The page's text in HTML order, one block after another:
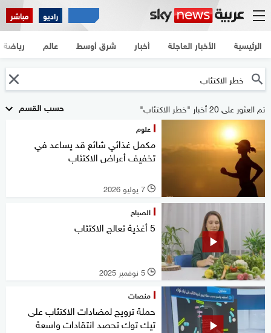
راديو مباشر
الرئيسية الأخبار العاجلة أخبار شرق أوسط عالم رياضة
حسب القسم تم العثور على 20 أخبار "خطر الاكتئاب"
علوم
مكمل غذائي شائع قد يساعد في
تخفيف أعراض الاكتئاب
l 7 يوليو 2026
الصباح
5 أغذية تعالج الاكتئاب
l 5 نوفمبر 2025
منصات
حملة ترويج لمضادات الاكتئاب على
تيك توك تحصد انتقادات واسعة